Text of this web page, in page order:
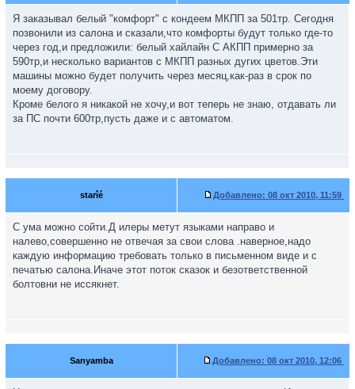
Я заказывал белый "комфорт" с кондеем МКПП за 501тр. Сегодня
позвонили из салона и сказали,что комфорты будут только где-то
через год,и предложили: белый хайлайн С АКПП примерно за
590тр,и несколько вариантов с МКПП разных дугих цветов.Эти
машины можно будет получить через месяц,как-раз в срок по
моему договору.
Кроме белого я никакой не хочу,и вот теперь не знаю, отдавать ли
за ПС почти 600тр,пусть даже и с автоматом.
starîé Добавлено: 08 окт 2010, 11:59
С ума можно сойти.Д илеры метут языками направо и
налево,совершенно не отвечая за свои слова .наверное,надо
каждую информацию требовать только в письменном виде и с
печатью салона.Иначе этот поток сказок и безответственной
болтовни не иссякнет.
Sanyаmba Добавлено: 08 окт 2010, 12:06